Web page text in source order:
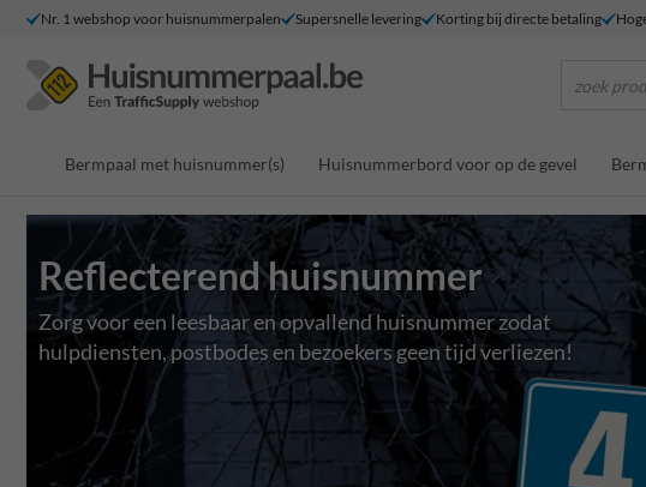
Nr. 1 webshop voor huisnummerpalen Supersnelle levering Korting bij directe betaling
zoek
Bermpaal met huisnummer(s) Huisnummerbord voor op de gevel
hulpdiensten, postbodes en bezoekers geen tijd verliezen!
Zorg voor een leesbaar en opvallend huisnummer zodat
Reflecterend huisnummer